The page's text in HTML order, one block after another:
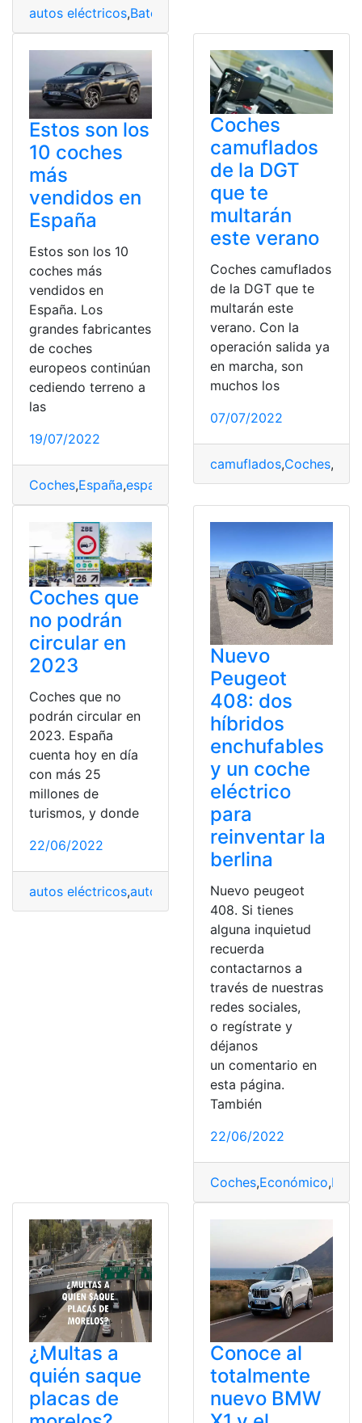
autos eléctricos,Batería
Estos son los
10 coches
más
vendidos en
España
Estos son los 10
coches más
vendidos en
España. Los
grandes fabricantes
de coches
europeos continúan
cediendo terreno a
las
19/07/2022
Coches,España,españoles Toyota,vendidos
Coches
camuflados
de la DGT
que te
multarán
este verano
Coches camuflados
de la DGT que te
multarán este
verano. Con la
operación salida ya
en marcha, son
muchos los
07/07/2022
camuflados,Coches,
Coches que
no podrán
circular en
2023
Coches que no
podrán circular en
2023. España
cuenta hoy en día
con más 25
millones de
turismos, y donde
22/06/2022
autos eléctricos,autos híbridos,Circulación,Coches
Nuevo
Peugeot
408: dos
híbridos
enchufables
y un coche
eléctrico
para
reinventar la
berlina
Nuevo peugeot
408. Si tienes
alguna inquietud
recuerda
contactarnos a
través de nuestras
redes sociales,
o regístrate y
déjanos
un comentario en
esta página.
También
22/06/2022
Coches,Económico,
¿Multas a
quién saque
placas de
Conoce al
totalmente
nuevo BMW